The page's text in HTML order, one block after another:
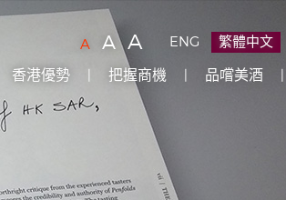
字
大
小：
(A)
字
型
(
A) 字
型
大
小：
大
(
A) ENG 繁體中文
香港優勢 把握商機 品嚐美酒